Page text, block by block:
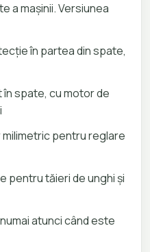
a mașinii. Versiunea
în partea din spate,
spate, cu motor de
pentru reglare
pentru tăieri de unghi și
atunci când este